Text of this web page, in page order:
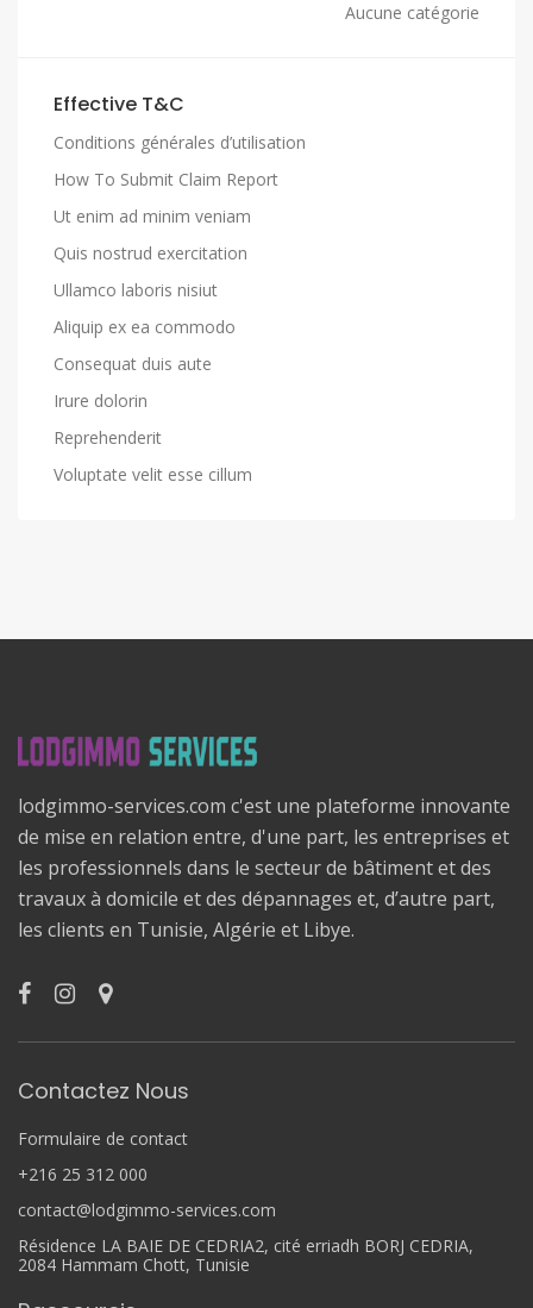
Aucune catégorie
Effective T&C
Conditions générales d’utilisation
How To Submit Claim Report
Ut enim ad minim veniam
Quis nostrud exercitation
Ullamco laboris nisiut
Aliquip ex ea commodo
Consequat duis aute
Irure dolorin
Reprehenderit
Voluptate velit esse cillum
lodgimmo-services.com c'est une plateforme innovante
de mise en relation entre, d'une part, les entreprises et
les professionnels dans le secteur de bâtiment et des
travaux à domicile et des dépannages et, d’autre part,
les clients en Tunisie, Algérie et Libye.
Contactez Nous
Formulaire de contact
+216 25 312 000
contact@lodgimmo-services.com
Résidence LA BAIE DE CEDRIA2, cité erriadh BORJ CEDRIA,
2084 Hammam Chott, Tunisie